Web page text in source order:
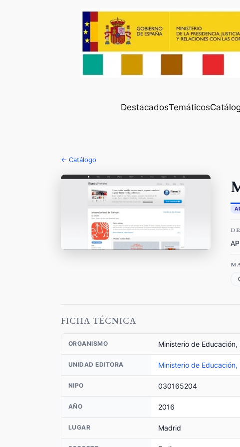
DestacadosTemáticos
← Catálogo
FICHA TÉCNICA
ORGANISMO Ministerio de
UNIDAD EDITORA Ministerio de
NIPO 030165204
AÑO 2016
LUGAR Madrid